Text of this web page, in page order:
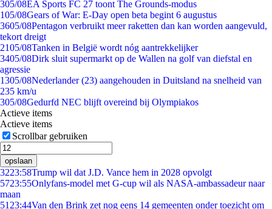
305/08EA Sports FC 27 toont The Grounds-modus
105/08Gears of War: E-Day open beta begint 6 augustus
3605/08Pentagon verbruikt meer raketten dan kan worden aangevuld,
tekort dreigt
2105/08Tanken in België wordt nóg aantrekkelijker
3405/08Dirk sluit supermarkt op de Wallen na golf van diefstal en
agressie
1305/08Nederlander (23) aangehouden in Duitsland na snelheid van
235 km/u
305/08Gedurfd NEC blijft overeind bij Olympiakos
Actieve items
Actieve items
Scrollbar gebruiken
opslaan
3223:58Trump wil dat J.D. Vance hem in 2028 opvolgt
5723:55Onlyfans-model met G-cup wil als NASA-ambassadeur naar
maan
51 23:44Van den Brink zet nog eens 14 gemeenten onder toezicht om